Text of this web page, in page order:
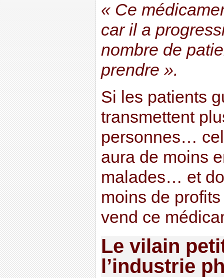
« Ce
car il a
nombre de
prendre ».
Si les patients
transmettent
personnes…
aura de moins
malades… et
moins de
vend ce
Le vilain
l’industrie